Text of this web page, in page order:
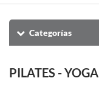
Categorías
PILATES - YOGA